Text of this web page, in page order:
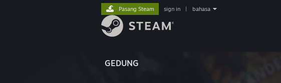
GEDUNG
Pasang Steam sign in bahasa